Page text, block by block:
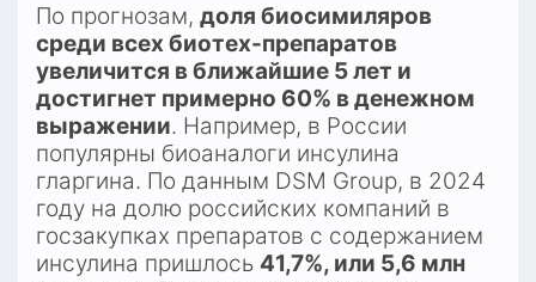
По прогнозам, доля биосимиляров
среди всех биотех-препаратов
увеличится в ближайшие 5 лет и
достигнет примерно 60% в денежном
выражении. Например, в России
популярны биоаналоги инсулина
гларгина. По данным DSM Group, в 2024
году на долю российских компаний в
госзакупках препаратов с содержанием
инсулина пришлось 41,7%, или 5,6 млн